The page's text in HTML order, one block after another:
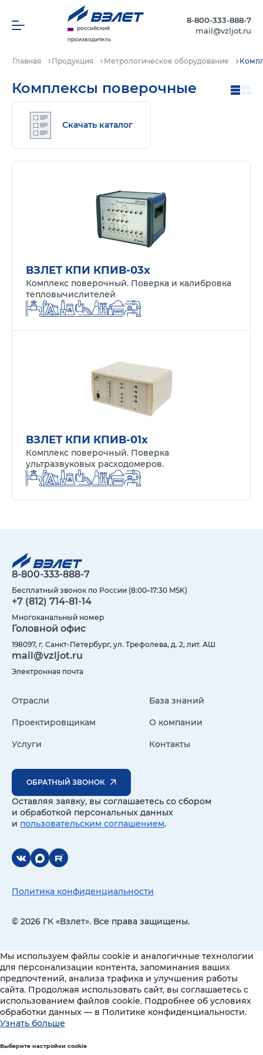
российский
производитель
8-800-333-888-7
mail@vzljot.ru
Главная Продукция Метрологическое оборудование
Комплексы поверочные
Скачать каталог
ВЗЛЕТ КПИ КПИВ-03x
Комплекс поверочный. Поверка и калибровка
тепловычислителей
ВЗЛЕТ КПИ КПИВ-01x
Комплекс поверочный. Поверка
ультразвуковых расходомеров.
8-800-333-888-7
Бесплатный звонок по России (8:00–17:30 MSK)
+7 (812) 714-81-14
Многоканальный номер
Головной офис
198097, г. Санкт-Петербург, ул. Трефолева, д. 2, лит. АШ
mail@vzljot.ru
Электронная почта
Отрасли
Проектировщикам
Услуги
База знаний
О компании
Контакты
ОБРАТНЫЙ ЗВОНОК
Оставляя заявку, вы соглашаетесь со сбором
и обработкой персональных данных
и пользовательским соглашением.
© 2026 ГК «Взлет». Все права защищены.
Политика конфиденциальности
Мы используем файлы cookie и аналогичные технологии
для персонализации контента, запоминания ваших
предпочтений, анализа трафика и улучшения работы
сайта. Продолжая использовать сайт, вы соглашаетесь с
использованием файлов cookie. Подробнее об условиях
обработки данных — в Политике конфиденциальности.
Узнать больше
Выберите настройки cookie